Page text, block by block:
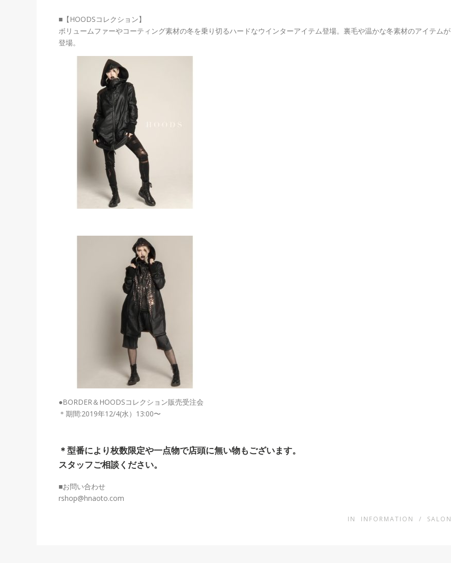
■【HOODSコレクション】
ボリュームファーやコーティング素材の冬を乗り切るハードなウインターアイテム登場。裏毛や温かな冬素材のアイテムが
登場。
●BORDER＆HOODSコレクション販売受注会
＊期間:2019年12/4(水）13:00〜
＊型番により枚数限定や一点物で店頭に無い物もございます。
スタッフご相談ください。
■お問い合わせ
rshop@hnaoto.com
IN INFORMATION / SALON